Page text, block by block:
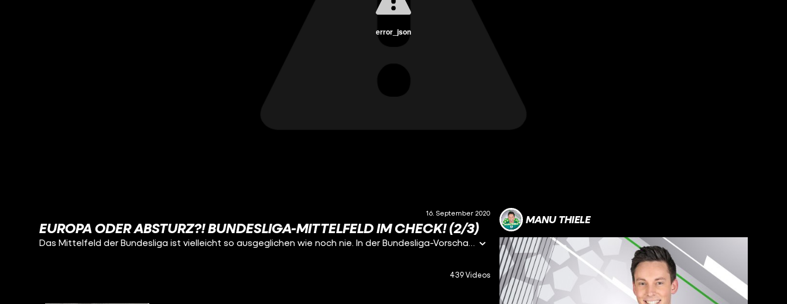
error_json
MANU THIELE
16. September 2020
EUROPA ODER ABSTURZ?! BUNDESLIGA-MITTELFELD IM CHECK! (2/3)
Das Mittelfeld der Bundesliga ist vielleicht so ausgeglichen wie noch nie. In der Bundesliga-Vorschau blicken wir auf 6 Vereine.
439 Videos